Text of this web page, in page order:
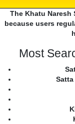
The Khatu Naresh
because users
Most